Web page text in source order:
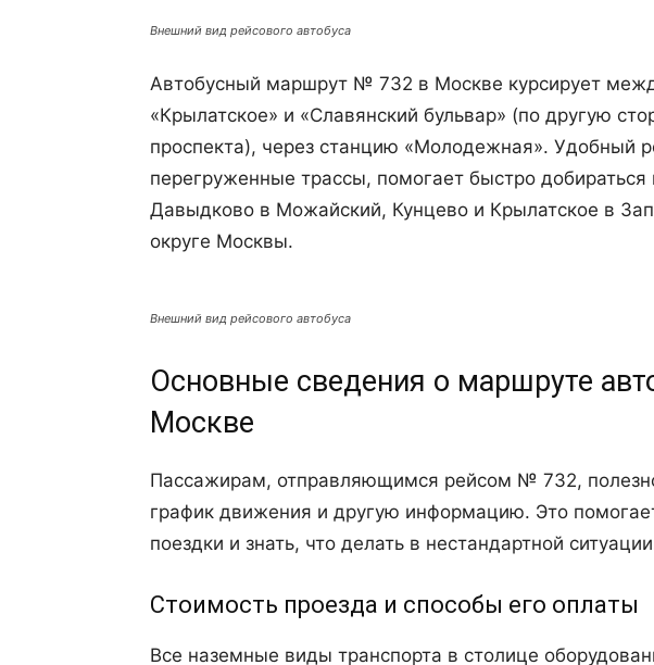
Внешний вид рейсового автобуса
Автобусный маршрут № 732 в Москве курсирует
«Крылатское» и «Славянский бульвар» (по другую
проспекта), через станцию «Молодежная». Удобный
перегруженные трассы, помогает быстро
Давыдково в Можайский, Кунцево и Крылатское в
округе Москвы.
Внешний вид рейсового автобуса
Основные сведения о маршруте
Москве
Пассажирам, отправляющимся рейсом № 732,
график движения и другую информацию. Это
поездки и знать, что делать в нестандартной
Стоимость проезда и способы его оплаты
Все наземные виды транспорта в столице